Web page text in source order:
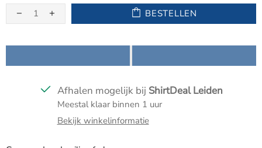
BESTELLEN
Afhalen mogelijk bij ShirtDeal Leiden
Meestal klaar binnen 1 uur
Bekijk winkelinformatie